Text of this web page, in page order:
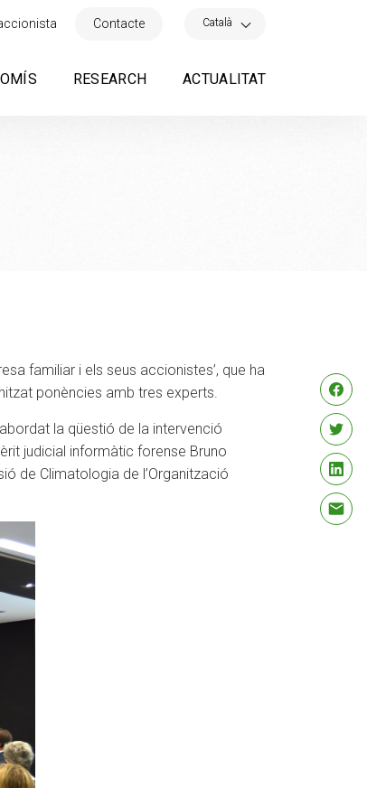
Contacte Català
RESEARCH ACTUALITAT
familiar i els seus accionistes’, que ha
ponències amb tres experts.
la qüestió de la intervenció
judicial informàtic forense Bruno
de Climatologia de l’Organització